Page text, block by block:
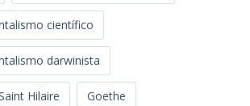
científico
darwinista
Hilaire Goethe